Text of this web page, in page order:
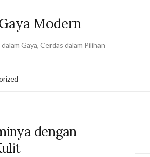
Modern
Gaya, Cerdas dalam Pilihan
dengan